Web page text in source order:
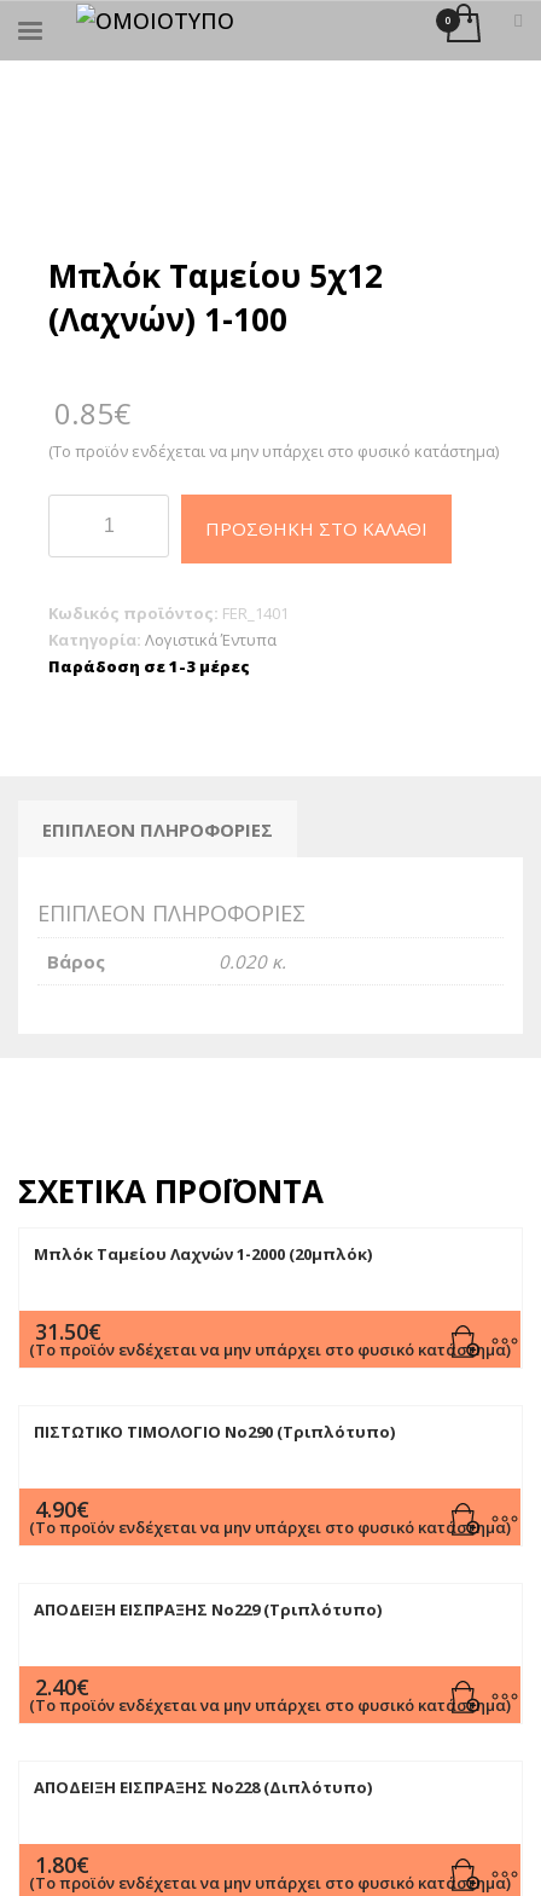
ΑΝΑΖΉΤΗΣΗ
Μπλόκ Ταμείου 5χ12
(Λαχνών) 1-100
0.85€
(Το προϊόν ενδέχεται να μην υπάρχει στο φυσικό κατάστημα)
Ταμείου
1-
100
ΠΡΟΣΘΉΚΗ ΣΤΟ ΚΑΛΆΘΙ
Κωδικός προϊόντος: FER_1401
Κατηγορία: Λογιστικά Έντυπα
Παράδοση σε 1-3 μέρες
ΕΠΙΠΛΈΟΝ ΠΛΗΡΟΦΟΡΊΕΣ
ΕΠΙΠΛΈΟΝ ΠΛΗΡΟΦΟΡΊΕΣ
Βάρος 0.020 κ.
ΣΧΕΤΙΚΆ ΠΡΟΪΌΝΤΑ
Μπλόκ Ταμείου Λαχνών 1-2000 (20μπλόκ)
31.50€
(Το προϊόν ενδέχεται να μην υπάρχει στο φυσικό κατάστημα)
ΠΙΣΤΩΤΙΚΟ ΤΙΜΟΛΟΓΙΟ Νο290 (Τριπλότυπο)
4.90€
(Το προϊόν ενδέχεται να μην υπάρχει στο φυσικό κατάστημα)
ΑΠΟΔΕΙΞΗ ΕΙΣΠΡΑΞΗΣ Νο229 (Τριπλότυπο)
2.40€
(Το προϊόν ενδέχεται να μην υπάρχει στο φυσικό κατάστημα)
ΑΠΟΔΕΙΞΗ ΕΙΣΠΡΑΞΗΣ Νο228 (Διπλότυπο)
1.80€
(Το προϊόν ενδέχεται να μην υπάρχει στο φυσικό κατάστημα)